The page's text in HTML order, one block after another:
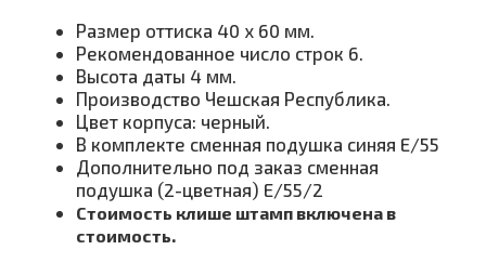
Размер оттиска 40 x 60 мм.
Рекомендованное число строк 6.
Высота даты 4 мм.
Производство Чешская Республика.
Цвет корпуса: черный.
В комплекте сменная подушка синяя E/55
Дополнительно под заказ сменная
подушка (2-цветная) E/55/2
Стоимость клише штамп включена в
стоимость.